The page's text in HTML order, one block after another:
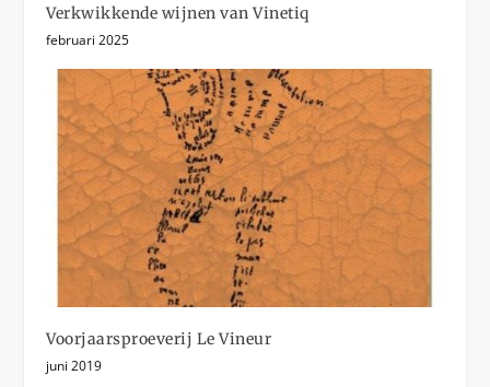
Verkwikkende wijnen van Vinetiq
februari 2025
Voorjaarsproeverij Le Vineur
juni 2019